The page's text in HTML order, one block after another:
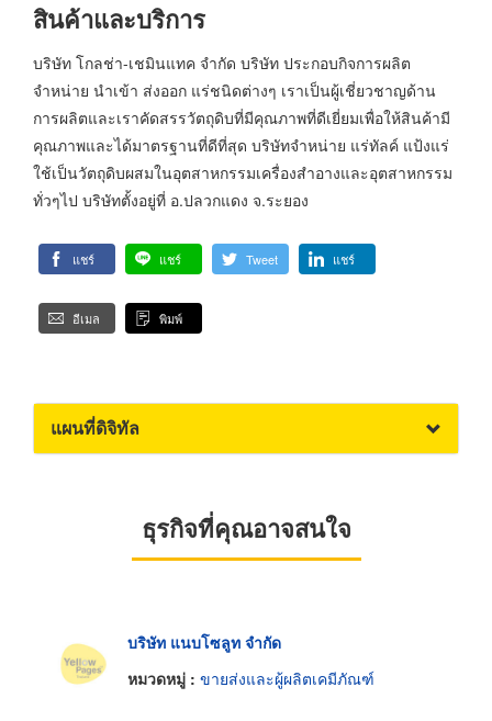
สินค้าและบริการ
บริษัท โกลช่า-เชมินแทค จำกัด บริษัท ประกอบกิจการผลิต
จำหน่าย นำเข้า ส่งออก แร่ชนิดต่างๆ เราเป็นผู้เชี่ยวชาญด้าน
การผลิตและเราคัดสรรวัตถุดิบที่มีคุณภาพที่ดีเยี่ยมเพื่อให้สินค้ามี
คุณภาพและได้มาตรฐานที่ดีที่สุด บริษัทจำหน่าย แร่ทัลค์ แป้งแร่
ใช้เป็นวัตถุดิบผสมในอุตสาหกรรมเครื่องสำอางและอุตสาหกรรม
ทั่วๆไป บริษัทตั้งอยู่ที่ อ.ปลวกแดง จ.ระยอง
แชร์ แชร์ Tweet แชร์
อีเมล พิมพ์
แผนที่ดิจิทัล
ธุรกิจที่คุณอาจสนใจ
บริษัท แนบโซลูท จำกัด
หมวดหมู่ : ขายส่งและผู้ผลิตเคมีภัณฑ์